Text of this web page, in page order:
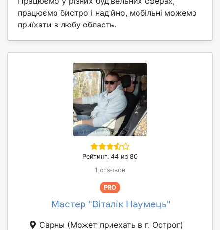
працюємо бистро і надійно, мобільні можемо
приїхати в любу область.
Рейтинг: 44 из 80
1 отзывов
PRO
Мастер "Віталік Наумець"
Сарны (Может приехать в г. Острог)